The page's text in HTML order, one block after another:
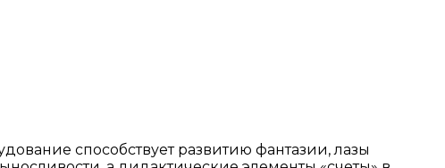
способствует развитию фантазии, лазы